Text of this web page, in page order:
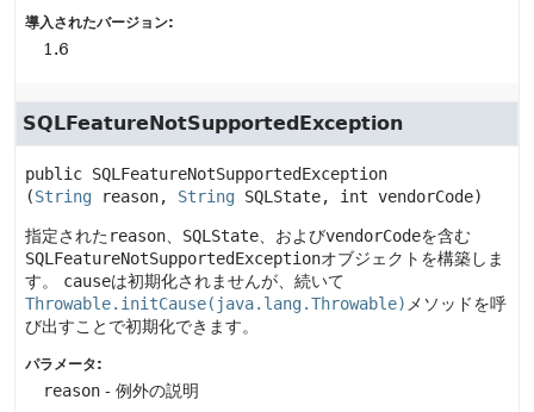
導入されたバージョン:
1.6
SQLFeatureNotSupportedException
public SQLFeatureNotSupportedException
(String reason, String SQLState, int vendorCode)
指定された reason SQLState 、およびvendorCodeを含む
SQLFeatureNotSupportedExceptionオブジェクトを構築しま
す。
causeは初期化されませんが、続いて
Throwable.initCause(java.lang.Throwable) メソッドを呼
び出すことで初期化できます。
パラメータ:
reason - 例外の説明